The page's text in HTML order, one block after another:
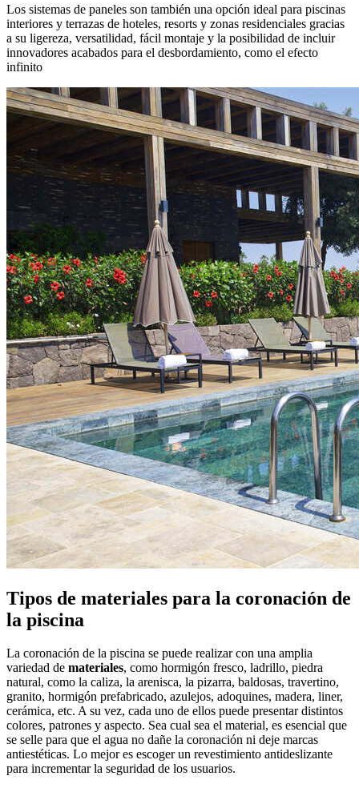
Los sistemas de paneles son también una opción ideal para piscinas
interiores y terrazas de hoteles, resorts y zonas residenciales gracias
a su ligereza, versatilidad, fácil montaje y la posibilidad de incluir
innovadores acabados para el desbordamiento, como el efecto
infinito
Tipos de materiales para la coronación de
la piscina
La coronación de la piscina se puede realizar con una amplia
variedad de materiales, como hormigón fresco, ladrillo, piedra
natural, como la caliza, la arenisca, la pizarra, baldosas, travertino,
granito, hormigón prefabricado, azulejos, adoquines, madera, liner,
cerámica, etc. A su vez, cada uno de ellos puede presentar distintos
colores, patrones y aspecto. Sea cual sea el material, es esencial que
se selle para que el agua no dañe la coronación ni deje marcas
antiestéticas. Lo mejor es escoger un revestimiento antideslizante
para incrementar la seguridad de los usuarios.